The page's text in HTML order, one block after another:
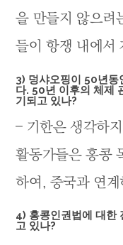
을 만들지 않으려
들이 항쟁 내에서
3) 덩샤오핑이 50년동
다. 50년 이후의 체제
기되고 있나?
– 기한은 생각하
활동가들은 홍콩
하여, 중국과 연
4) 홍콩인권법에 대한
고 있나?